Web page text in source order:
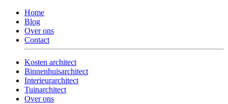
Home
Blog
Over ons
Contact
Kosten architect
Binnenhuisarchitect
Interieurarchitect
Tuinarchitect
Over ons